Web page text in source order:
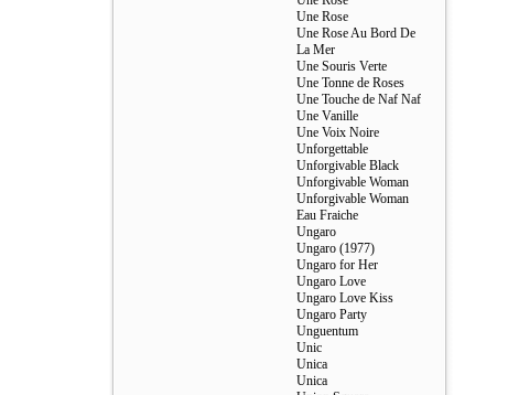
Une Rose
Une Rose Au Bord De
La Mer
Une Souris Verte
Une Tonne de Roses
Une Touche de Naf Naf
Une Vanille
Une Voix Noire
Unforgettable
Unforgivable Black
Unforgivable Woman
Unforgivable Woman
Eau Fraiche
Ungaro
Ungaro (1977)
Ungaro for Her
Ungaro Love
Ungaro Love Kiss
Ungaro Party
Unguentum
Unic
Unica
Unica